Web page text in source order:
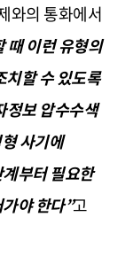
와의 통화에서
때 이런 유형의
치할 수 있도록
정보 압수수색
사기에
부터 필요한
야 한다”고